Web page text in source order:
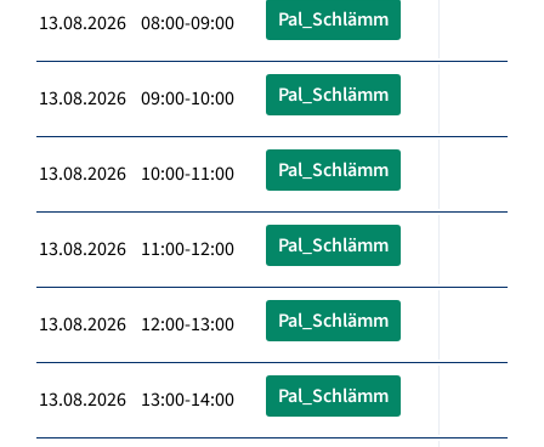
13.08.2026 08:00-09:00 Pal_Schlämm
13.08.2026 09:00-10:00 Pal_Schlämm
13.08.2026 10:00-11:00 Pal_Schlämm
13.08.2026 11:00-12:00 Pal_Schlämm
13.08.2026 12:00-13:00 Pal_Schlämm
13.08.2026 13:00-14:00 Pal_Schlämm